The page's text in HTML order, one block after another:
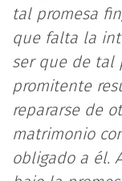
tal promesa
que falta la
ser que de tal
promitente
repararse de
matrimonio
obligado a él.